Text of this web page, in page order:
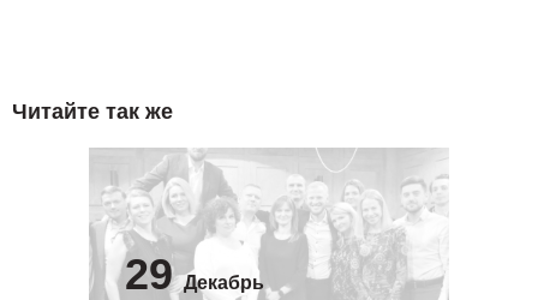
Читайте так же
29 Декабрь